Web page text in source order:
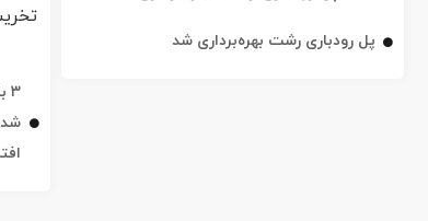
پل رودباری رشت بهره‌برداری شد